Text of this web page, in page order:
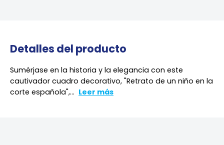
Detalles del producto
Sumérjase en la historia y la elegancia con este
cautivador cuadro decorativo, "Retrato de un niño en la
corte española",... Leer más